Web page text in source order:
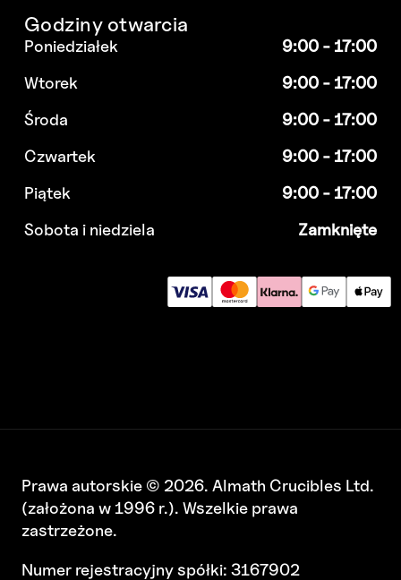
Godziny otwarcia
Poniedziałek
9:00 - 17:00
Wtorek
9:00 - 17:00
Środa
9:00 - 17:00
Czwartek
9:00 - 17:00
Piątek
9:00 - 17:00
Sobota i niedziela
Zamknięte
Prawa autorskie © 2026. Almath Crucibles Ltd.
(założona w 1996 r.). Wszelkie prawa
zastrzeżone.
Numer rejestracyjny spółki: 3167902